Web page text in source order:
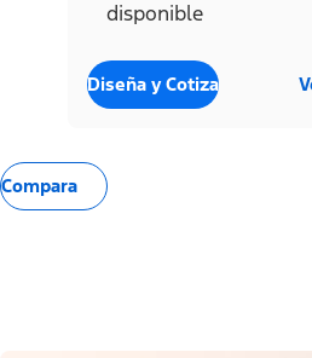
disponible
Diseña y Cotiza
Compara